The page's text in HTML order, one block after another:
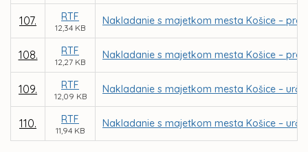
107. RTF
12,34 KB
Nakladanie s majetkom mesta Košice –
108. RTF
12,27 KB
Nakladanie s majetkom mesta Košice –
109. RTF
12,09 KB
Nakladanie s majetkom mesta Košice –
110. RTF
11,94 KB
Nakladanie s majetkom mesta Košice –